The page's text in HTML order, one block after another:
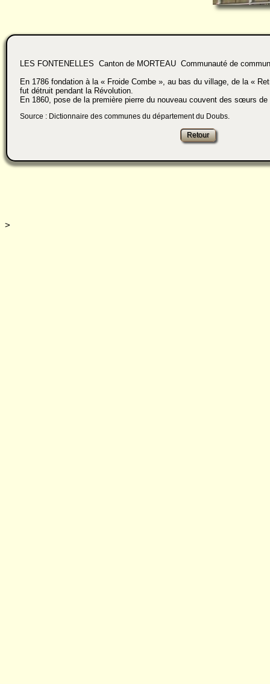
LES FONTENELLES Canton de MORTEAU Communauté de
En 1786 fondation à la « Froide Combe », au bas du village, de la «
fut détruit pendant la Révolution.
En 1860, pose de la première pierre du nouveau couvent des sœurs de
Source : Dictionnaire des communes du département du Doubs.
>